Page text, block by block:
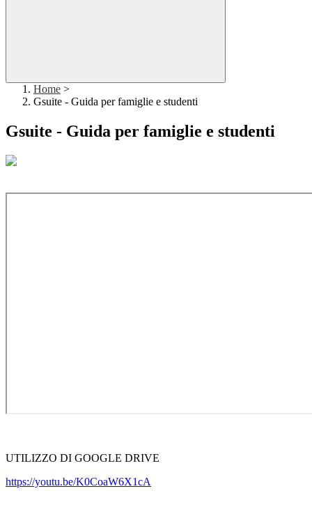
Home >
Gsuite - Guida per famiglie e studenti
Gsuite - Guida per famiglie e studenti
UTILIZZO DI GOOGLE DRIVE
https://youtu.be/K0CoaW6X1cA